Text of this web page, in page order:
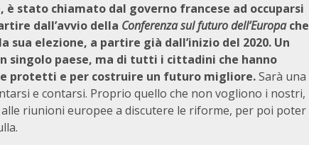
stato chiamato dal governo francese ad occuparsi
dall’avvio della Conferenza sul futuro dell’Europache
sua elezione, a partire già dall’inizio del 2020. Un
singolo paese, ma di tutti i cittadini che hanno
protetti e per costruire un futuro migliore.Sarà una
e contarsi. Proprio quello che non vogliono i nostri,
riunioni europee a discutere le riforme, per poi poter